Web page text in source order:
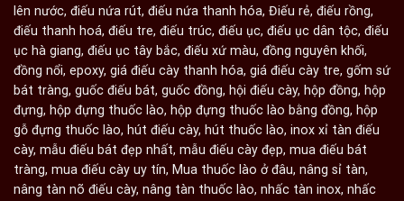
lên nước, điếu nứa rút, điếu nứa thanh hóa, Điếu rẻ, điếu rồng,
điếu thanh hoá, điếu tre, điếu trúc, điếu ục, điếu ục dân tộc, điếu
ục hà giang, điếu ục tây bắc, điếu xứ màu, đồng nguyên khối,
đồng nổi, epoxy, giá điếu cày thanh hóa, giá điếu cày tre, gốm sứ
bát tràng, guốc điếu bát, guốc đồng, hội điếu cày, hộp đồng, hộp
đựng, hộp đựng thuốc lào, hộp đựng thuốc lào bằng đồng, hộp
gỗ đựng thuốc lào, hút điếu cày, hút thuốc lào, inox xỉ tàn điếu
cày, mẫu điếu bát đẹp nhất, mẫu điếu cày đẹp, mua điếu bát
tràng, mua điếu cày uy tín, Mua thuốc lào ở đâu, nâng sỉ tàn,
nâng tàn nõ điếu cày, nâng tàn thuốc lào, nhấc tàn inox, nhấc